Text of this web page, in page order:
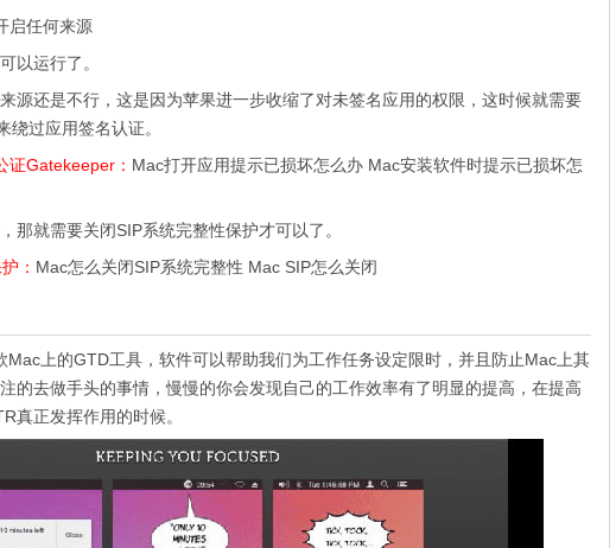
启任何来源
运行了。
还是不行，这是因为苹果进一步收缩了对未签名应用的权限，这时候就需要
绕过应用签名认证。
证Gatekeeper： Mac打开应用提示已损坏怎么办 Mac安装软件时提示已损坏怎
就需要关闭SIP系统完整性保护才可以了。
： Mac怎么关闭SIP系统完整性 Mac SIP怎么关闭
上的GTD工具，软件可以帮助我们为工作任务设定限时，并且防止Mac上其
的去做手头的事情，慢慢的你会发现自己的工作效率有了明显的提高，在提高
真正发挥作用的时候。